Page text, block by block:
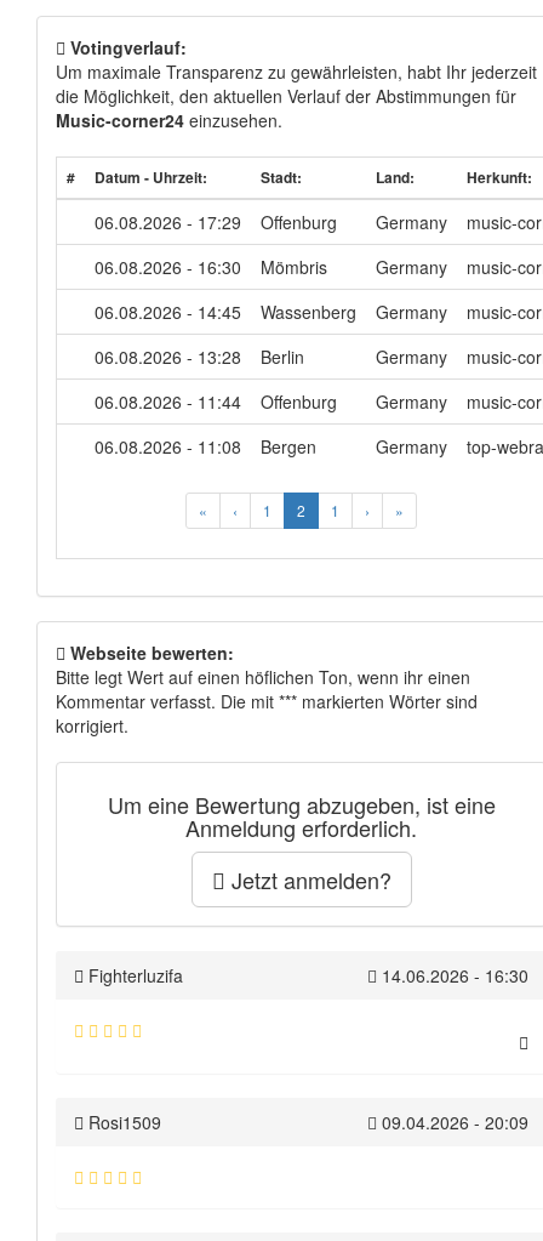
Votingverlauf:
Um maximale Transparenz zu gewährleisten, habt Ihr jederzeit
die Möglichkeit, den aktuellen Verlauf der Abstimmungen für
Music-corner24 einzusehen.
# Datum - Uhrzeit: Stadt: Land: Herkunft:
06.08.2026 - 17:29 Offenburg Germany
music-
06.08.2026 - 16:30
Mömbris Germany
music-
06.08.2026 - 14:45
Wassenberg Germany
music-
06.08.2026 - 13:28
Berlin Germany
music-
06.08.2026 - 11:44
Offenburg Germany
music-
06.08.2026 - 11:08
Bergen Germany top-
« ‹ 1 2 1 › »
Webseite bewerten:
Bitte legt Wert auf einen höflichen Ton, wenn ihr einen
Kommentar verfasst. Die mit *** markierten Wörter sind
korrigiert.
Um eine Bewertung abzugeben, ist eine
Anmeldung erforderlich.
Jetzt anmelden?
Fighterluzifa 14.06.2026 - 16:30
Rosi1509 09.04.2026 - 20:09